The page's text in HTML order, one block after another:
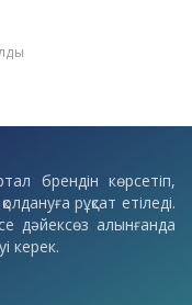
брендін көрсетіп,
рұқсат етіледі.
дәйексөз алынғанда
керек.